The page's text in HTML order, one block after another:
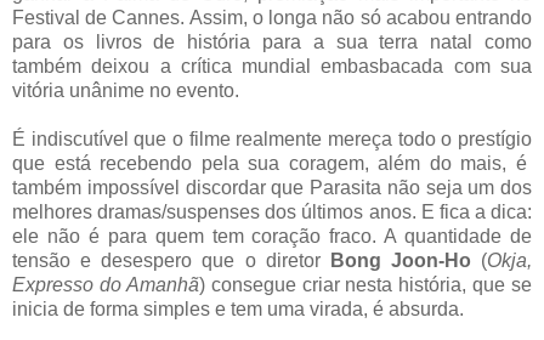
Festival de Cannes. Assim, o longa não só acabou entrando
para os livros de história para a sua terra natal como
também deixou a crítica mundial embasbacada com sua
vitória unânime no evento.
É indiscutível que o filme realmente mereça todo o prestígio
que está recebendo pela sua coragem, além do mais, é
também impossível discordar que Parasita não seja um dos
melhores dramas/suspenses dos últimos anos. E fica a dica:
ele não é para quem tem coração fraco. A quantidade de
tensão e desespero que o diretor
Bong Joon-Ho (Okja,
Expresso do Amanhã) consegue criar nesta história, que se
inicia de forma simples e tem uma virada, é absurda.